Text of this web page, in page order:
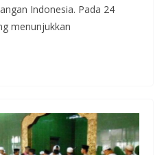
Indonesia. Pada 24
menunjukkan